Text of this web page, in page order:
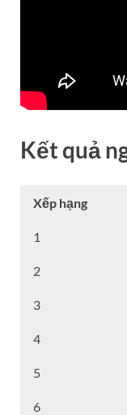
Kết quả
Xếp hạng
1
2
3
4
5
6